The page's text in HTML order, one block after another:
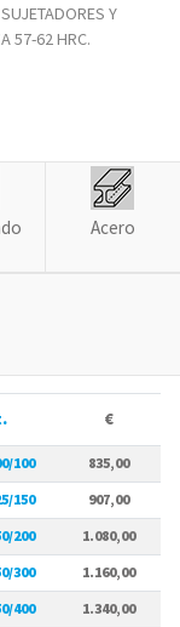
Y
57-62 HRC.
Acero
75 mm
95 mm
125 mm
125 mm
125 mm
€
100
835,00
150
907,00
200
1.080,00
300
1.160,00
400
1.340,00